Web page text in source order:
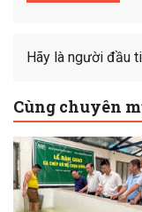
Hãy là người đầu
Cùng chuyên